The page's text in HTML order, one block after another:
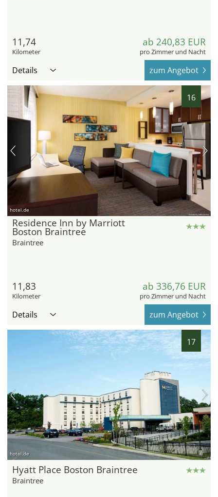
11,74
Kilometer
ab 240,83 EUR
pro Zimmer und Nacht
Details zum Angebot
16
hotel.de
Residence Inn by Marriott
Boston Braintree
Braintree
11,83
Kilometer
ab 336,76 EUR
pro Zimmer und Nacht
Details zum Angebot
17
hotel.de
Hyatt Place Boston Braintree
Braintree